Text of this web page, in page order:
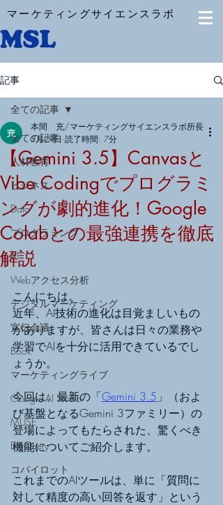
マーケティングサイエンスラボ
記事
全ての記事
人材教育
ビジネス
Data
プログラミング
AI
Webアクセス分析
デジタルマーケティング
宣伝会議
Book
マーケティングライブ
Google AI Studio
MUSE
BigQuery
コパイロット
全ての記事
【Gemini 3.5】Canvasと
Vibe Codingでプログラミ
ングが劇的進化！Google
Colabとの最強連携を徹底
解説
本間 充/マーケティングサイエンスラボ所長
5月29日 読了時間: 7分
こんにちは。
近年、AI技術の進化は目覚ましいもの
がありますが、皆さんは日々の業務や
学習でAIを十分に活用できているでし
ょうか。
今回は、最新の「Gemini 3.5 」（およ
び基盤となるGemini 3ファミリー）の
登場によってもたらされた、驚くべき
機能についてご紹介します。
これまでのAIツールは、単に「質問に
対して精度の高い回答を返す」という